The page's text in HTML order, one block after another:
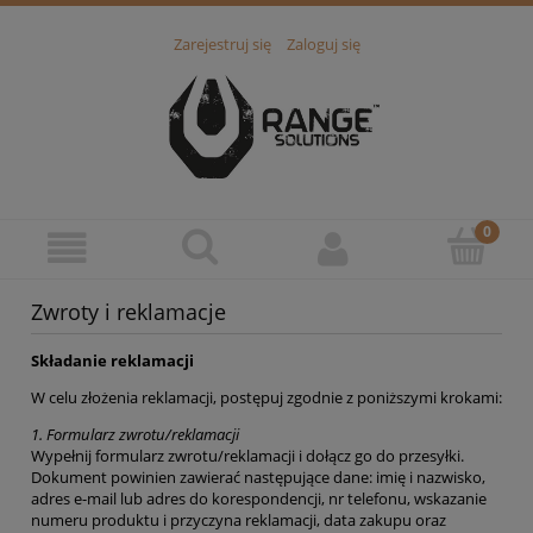
Zarejestruj się Zaloguj się
Zwroty i reklamacje
Składanie reklamacji
W celu złożenia reklamacji, postępuj zgodnie z poniższymi krokami:
1. Formularz zwrotu/reklamacji
Wypełnij formularz zwrotu/reklamacji i dołącz go do przesyłki.
Dokument powinien zawierać następujące dane: imię i nazwisko,
adres e-mail lub adres do korespondencji, nr telefonu, wskazanie
numeru produktu i przyczyna reklamacji, data zakupu oraz